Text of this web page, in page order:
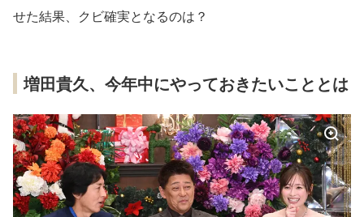
せた結果、クビ確実となるのは？
増田貴久、今年中にやっておきたいこととは